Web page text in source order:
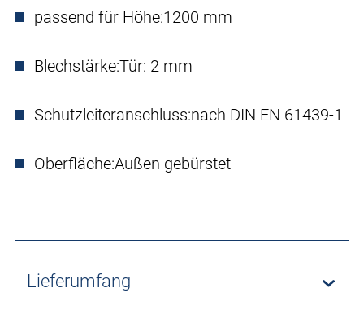
passend für Höhe:1200 mm
Blechstärke:Tür: 2 mm
Schutzleiteranschluss:nach DIN EN 61439-1
Oberfläche:Außen gebürstet
Lieferumfang